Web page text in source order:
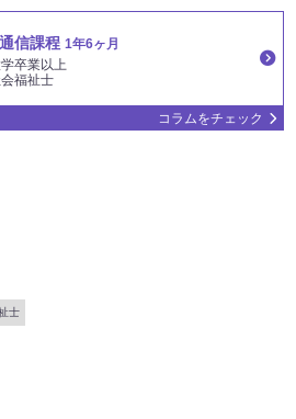
信課程1年6ヶ月
卒業以上
福祉士
コラムをチェック
士